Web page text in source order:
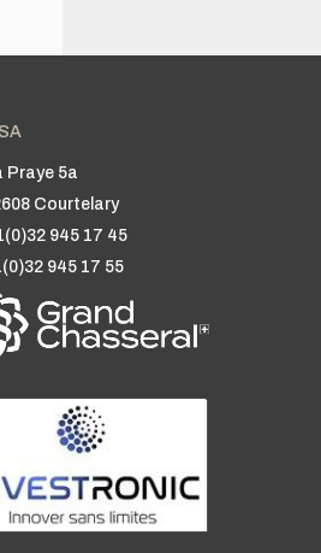
Praye 5a
Courtelary
945 17 45
945 17 55